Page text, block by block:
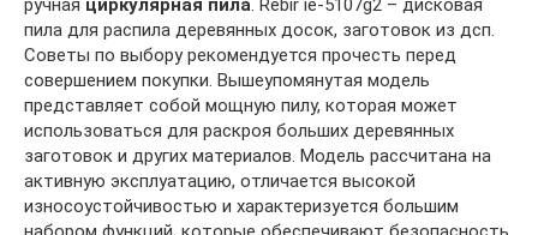
ручная циркулярная пила. Rebir ie-5107g2 – дисковая
пила для распила деревянных досок, заготовок из дсп.
Советы по выбору рекомендуется прочесть перед
совершением покупки. Вышеупомянутая модель
представляет собой мощную пилу, которая может
использоваться для раскроя больших деревянных
заготовок и других материалов. Модель рассчитана на
активную эксплуатацию, отличается высокой
износоустойчивостью и характеризуется большим